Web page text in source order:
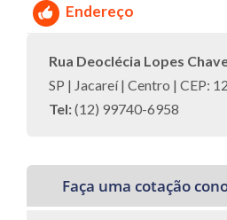
Endereço
Rua Deoclécia Lopes
SP | Jacareí | Centro | CEP:
Tel:(12) 99740-6958
Faça uma cotação